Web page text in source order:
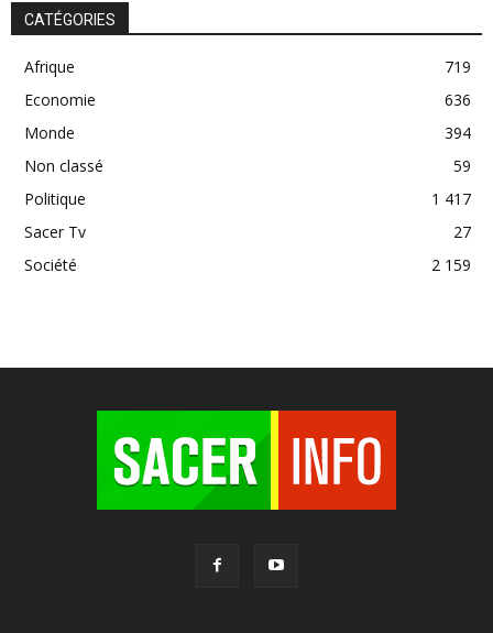
CATÉGORIES
Afrique
719
Economie
636
Monde
394
Non classé
59
Politique
1 417
Sacer Tv
27
Société
2 159